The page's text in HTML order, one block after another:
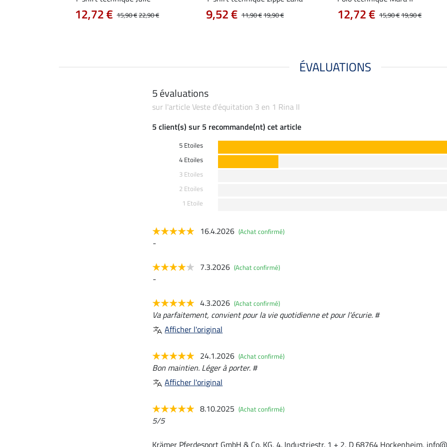
15,90 €22,90 €
12,72 € 11,90 €19,90 €
9,52 € 15,90 €19,90 €
12,72 €
ÉVALUATIONS
5 évaluations
sur l'article Veste d'équitation 3 en 1 Rina II
5 client(s) sur 5 recommande(nt) cet article
5 Etoiles
4 Etoiles
3 Etoiles
2 Etoiles
1 Etoile
16.4.2026 (Achat confirmé)
-
7.3.2026 (Achat confirmé)
-
4.3.2026 (Achat confirmé)
Va parfaitement, convient pour la vie quotidienne et pour l'écurie. #
Afficher l'original
24.1.2026 (Achat confirmé)
Bon maintien. Léger à porter. #
Afficher l'original
8.10.2025 (Achat confirmé)
5/5
Krämer Pferdesport GmbH & Co. KG, 4. Industriestr. 1 + 2, D 68764 Hockenheim,